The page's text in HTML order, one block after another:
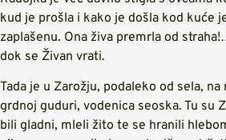
kud je prošla i kako je došla kod kuće
zaplašenu. Ona živa premrla od
dok se Živan vrati.
Tada je u Zarožju, podaleko od sela,
grdnoj guduri, vodenica seoska. Tu su
bili gladni, mleli žito te se hranili